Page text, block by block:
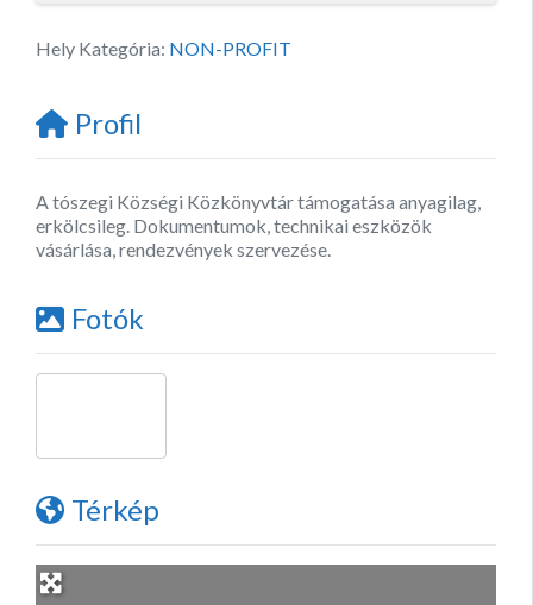
Hely Kategória: NON-PROFIT
Profil
A tószegi Községi Közkönyvtár támogatása anyagilag,
erkölcsileg. Dokumentumok, technikai eszközök
vásárlása, rendezvények szervezése.
Fotók
Térkép